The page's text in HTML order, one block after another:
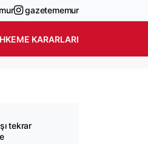
gazetememur
KARARLARI
tekrar